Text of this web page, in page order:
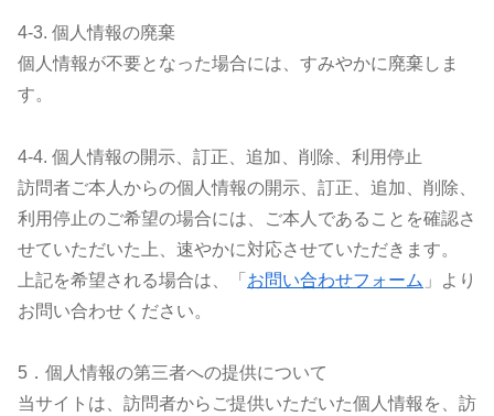
4-3. 個人情報の廃棄
個人情報が不要となった場合には、すみやかに廃棄しま
す。
4-4. 個人情報の開示、訂正、追加、削除、利用停止
訪問者ご本人からの個人情報の開示、訂正、追加、削除、
利用停止のご希望の場合には、ご本人であることを確認さ
せていただいた上、速やかに対応させていただきます。
上記を希望される場合は、「 お問い合わせフォーム 」より
お問い合わせください。
5．個人情報の第三者への提供について
当サイトは、訪問者からご提供いただいた個人情報を、訪